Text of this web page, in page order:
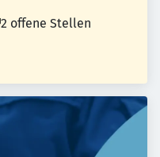
2 offene Stellen